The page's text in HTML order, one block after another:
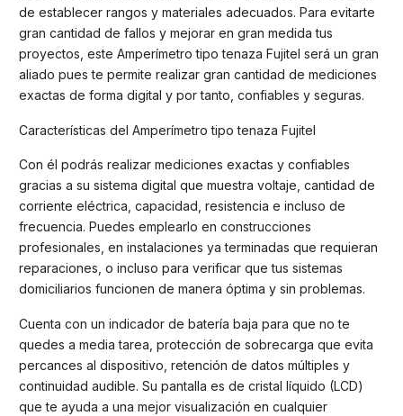
de establecer rangos y materiales adecuados. Para evitarte
gran cantidad de fallos y mejorar en gran medida tus
proyectos, este Amperímetro tipo tenaza Fujitel será un gran
aliado pues te permite realizar gran cantidad de mediciones
exactas de forma digital y por tanto, confiables y seguras.
Características del Amperímetro tipo tenaza Fujitel
Con él podrás realizar mediciones exactas y confiables
gracias a su sistema digital que muestra voltaje, cantidad de
corriente eléctrica, capacidad, resistencia e incluso de
frecuencia. Puedes emplearlo en construcciones
profesionales, en instalaciones ya terminadas que requieran
reparaciones, o incluso para verificar que tus sistemas
domiciliarios funcionen de manera óptima y sin problemas.
Cuenta con un indicador de batería baja para que no te
quedes a media tarea, protección de sobrecarga que evita
percances al dispositivo, retención de datos múltiples y
continuidad audible. Su pantalla es de cristal líquido (LCD)
que te ayuda a una mejor visualización en cualquier